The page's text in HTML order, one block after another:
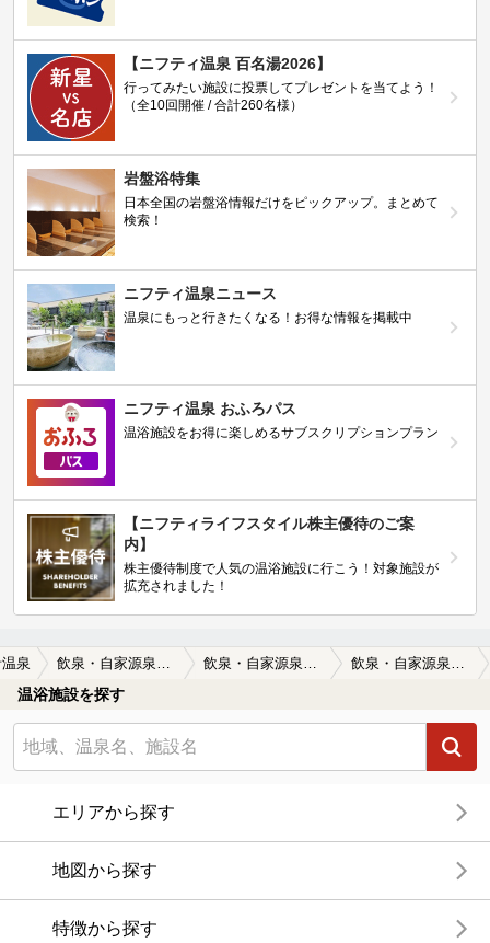
【ニフティ温泉 百名湯2026】
行ってみたい施設に投票してプレゼントを当てよう！
（全10回開催 / 合計260名様）
岩盤浴特集
日本全国の岩盤浴情報だけをピックアップ。まとめて
検索！
ニフティ温泉ニュース
温泉にもっと行きたくなる！お得な情報を掲載中
ニフティ温泉 おふろパス
温浴施設をお得に楽しめるサブスクリプションプラン
【ニフティライフスタイル株主優待のご案
内】
株主優待制度で人気の温浴施設に行こう！対象施設が
拡充されました！
泉 飲泉・自家源泉かけ流しの秘湯 観音温泉 飲泉・自家源泉かけ流しの秘湯 観音温泉の口コミ一覧 飲泉・自家源泉かけ流しの秘湯 観音温泉の口コミ 従業員の態度悪すぎ。温泉が台無し！
温浴施設を探す
エリアから探す
地図から探す
特徴から探す